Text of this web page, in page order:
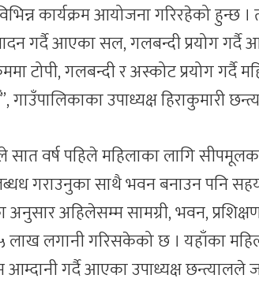
कार्यक्रम आयोजना गरिरहेको हुन्छ ।
गर्दै आएका सल, गलबन्दी प्रयोग गर्दै
टोपी, गलबन्दी र अस्कोट प्रयोग गर्दै
गाउँपालिकाका उपाध्यक्ष हिराकुमारी
सात वर्ष पहिले महिलाका लागि
गराउनुका साथै भवन बनाउन पनि
अनुसार अहिलेसम्म सामग्री, भवन,
लाख लगानी गरिसकेको छ । यहाँका
गर्दै आएका उपाध्यक्ष छन्त्यालले